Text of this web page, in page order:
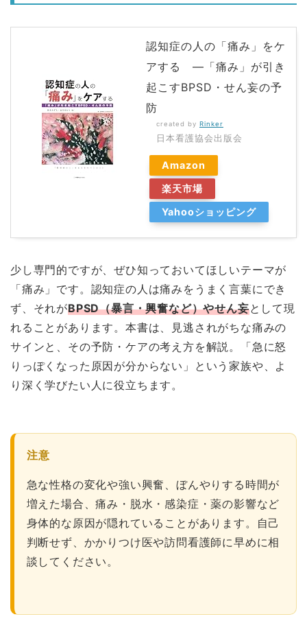
認知症の人の「痛み」をケ
アする ―「痛み」が引き
起こすBPSD・せん妄の予
防
created by Rinker
日本看護協会出版会
Amazon
楽天市場
Yahooショッピング
少し専門的ですが、ぜひ知っておいてほしいテーマが
「痛み」です。認知症の人は痛みをうまく言葉にでき
ず、それがBPSD（暴言・興奮など）やせん妄として現
れることがあります。本書は、見逃されがちな痛みの
サインと、その予防・ケアの考え方を解説。「急に怒
りっぽくなった原因が分からない」という家族や、よ
り深く学びたい人に役立ちます。
注意
急な性格の変化や強い興奮、ぼんやりする時間が
増えた場合、痛み・脱水・感染症・薬の影響など
身体的な原因が隠れていることがあります。自己
判断せず、かかりつけ医や訪問看護師に早めに相
談してください。